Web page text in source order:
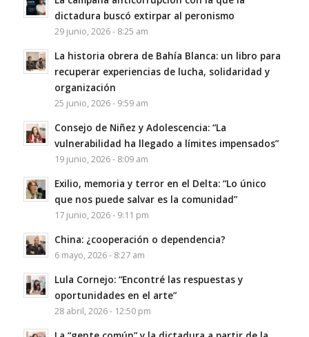
dictadura buscó extirpar al peronismo
29 junio, 2026 - 8:25 am
La historia obrera de Bahía Blanca: un libro para
recuperar experiencias de lucha, solidaridad y
organización
25 junio, 2026 - 9:59 am
Consejo de Niñez y Adolescencia: “La
vulnerabilidad ha llegado a límites impensados”
19 junio, 2026 - 8:09 am
Exilio, memoria y terror en el Delta: “Lo único
que nos puede salvar es la comunidad”
17 junio, 2026 - 9:11 pm
China: ¿cooperación o dependencia?
6 mayo, 2026 - 8:27 am
Lula Cornejo: “Encontré las respuestas y
oportunidades en el arte”
28 abril, 2026 - 12:50 pm